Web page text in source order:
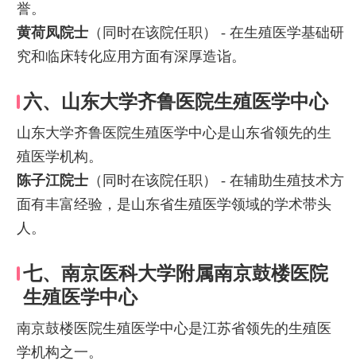
誉。
黄荷凤院士（同时在该院任职） - 在生殖医学基础研
究和临床转化应用方面有深厚造诣。
六、山东大学齐鲁医院生殖医学中心
山东大学齐鲁医院生殖医学中心是山东省领先的生
殖医学机构。
陈子江院士（同时在该院任职） - 在辅助生殖技术方
面有丰富经验，是山东省生殖医学领域的学术带头
人。
七、南京医科大学附属南京鼓楼医院
生殖医学中心
南京鼓楼医院生殖医学中心是江苏省领先的生殖医
学机构之一。